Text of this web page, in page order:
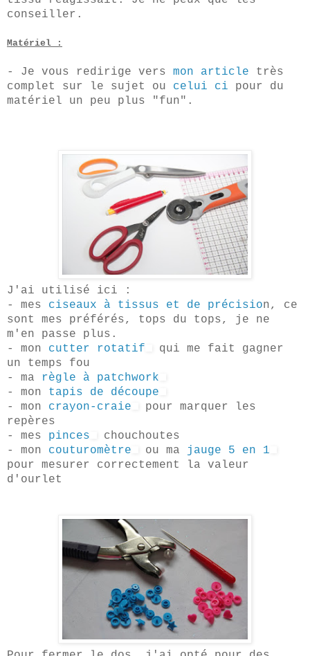
conseiller.
Matériel :
- Je vous redirige vers mon article très
complet sur le sujet ou celui ci pour du
matériel un peu plus "fun" .
J'ai utilisé ici :
- mes ciseaux à tissus et de précision, ce
sont mes préférés, tops du tops, je ne
m'en passe plus.
- mon cutter rotatif qui me fait gagner
un temps fou
- ma
règle à patchwork
- mon tapis de découpe
- mon crayon-craie
pour marquer les
repères
- mes pinces
chouchoutes
- mon couturomètre ou ma
jauge 5 en 1
pour mesurer correctement la valeur
d'ourlet